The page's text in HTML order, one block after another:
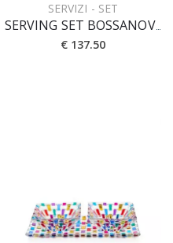
SERVIZI - SET
SERVING SET BOSSANOVA [3pz] 28x14 cm
€ 137.50